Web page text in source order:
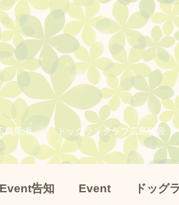
島黒瀬 ドッグランクラブ広島観音
Event告知 Event ドッグ